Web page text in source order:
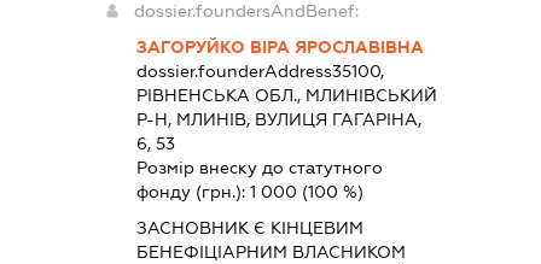
dossier.foundersAndBenef:
ЗАГОРУЙКО ВІРА ЯРОСЛАВІВНА
dossier.founderAddress35100,
РІВНЕНСЬКА ОБЛ., МЛИНІВСЬКИЙ
Р-Н, МЛИНІВ, ВУЛИЦЯ ГАГАРІНА,
6, 53
Розмір внеску до статутного
фонду (грн.): 1 000 (100 %)
ЗАСНОВНИК Є КІНЦЕВИМ
БЕНЕФІЦІАРНИМ ВЛАСНИКОМ